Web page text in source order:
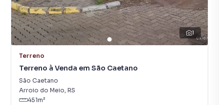
1
Terreno
Terreno à Venda em São Caetano
São Caetano
Arroio do Meio, RS
451m²